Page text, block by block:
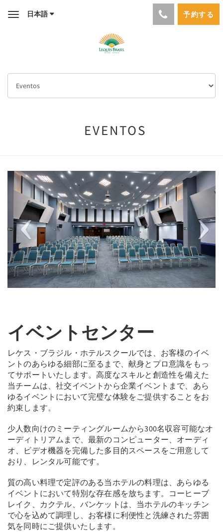
Toggle日本語 予約する
EVENTOS
Previous Next
イベントセンター
レケス・ブラジル・ホテルスクールでは、お客様のイベ
ントのあらゆる細部に至るまで、献身とプロ意識をもっ
てサポートいたします。高度なスキルと創造性を備えた
当チームは、社交イベントから企業イベントまで、あら
ゆるイベントにおいて完璧な体験をご提供することをお
約束します。
少人数向けのミーティングルームから300名収容可能なオ
ーディトリアムまで、最新のコンピューター、オーディ
オ、ビデオ機器を完備した多目的スペースをご用意して
おり、レンタル可能です。
質の高い料理で定評のある当ホテルの料理は、あらゆる
イベントにおいて特別な存在感を放ちます。コーヒーブ
レイク、カクテル、バンケットは、当ホテルのキッチン
で心を込めて調理し、お客様に利便性と洗練された雰囲
気を同時にご提供いたします。